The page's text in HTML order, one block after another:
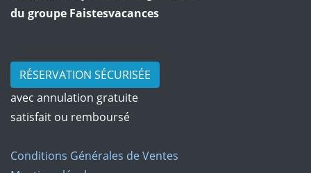
du groupe Faistesvacances
RÉSERVATION SÉCURISÉE
avec annulation gratuite
satisfait ou remboursé
Conditions Générales de Ventes